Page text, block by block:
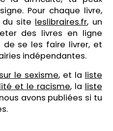
Pour chaque livre,
site leslibraires.fr, un
des livres en ligne
de se les faire livrer, et
indépendantes.
le sexisme, et la liste
et le racisme, la liste
avons publiées si tu